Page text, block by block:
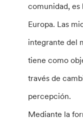
comunidad, es
Europa. Las
integrante del
tiene como
través de
percepción.
Mediante la